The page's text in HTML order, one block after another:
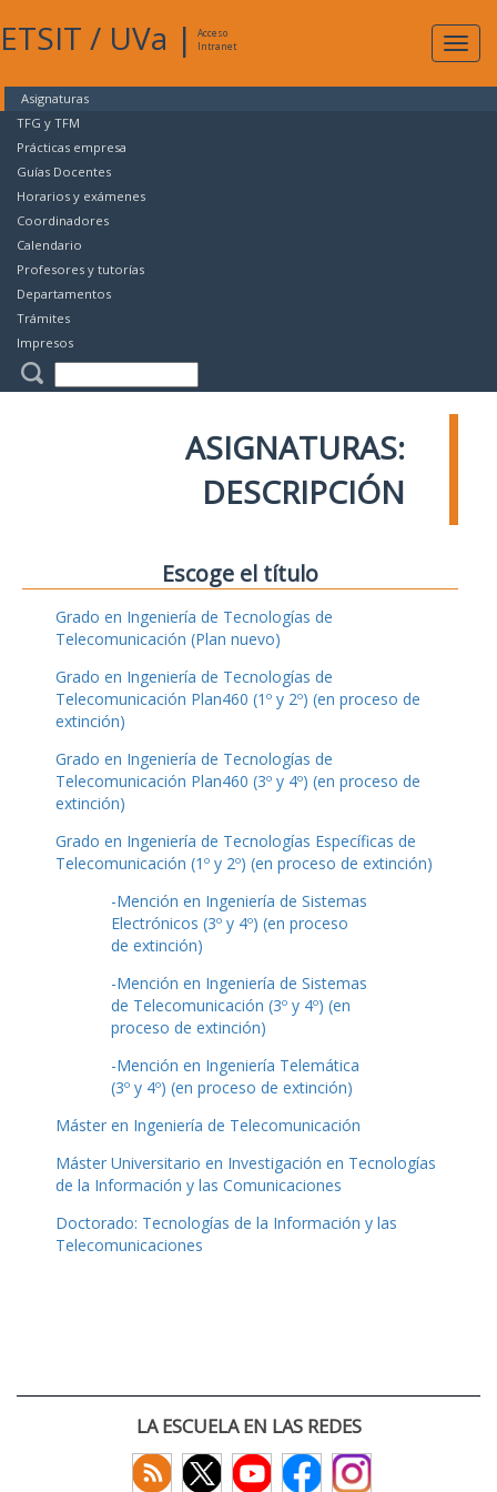
ETSIT / UVa |
Acceso
Intranet
Asignaturas
TFG y TFM
Prácticas empresa
Guías Docentes
Horarios y exámenes
Coordinadores
Calendario
Profesores y tutorías
Departamentos
Trámites
Impresos
ASIGNATURAS:
DESCRIPCIÓN
Escoge el título
Grado en Ingeniería de Tecnologías de
Telecomunicación (Plan nuevo)
Grado en Ingeniería de Tecnologías de
Telecomunicación Plan460 (1º y 2º) (en proceso de
extinción)
Grado en Ingeniería de Tecnologías de
Telecomunicación Plan460 (3º y 4º) (en proceso de
extinción)
Grado en Ingeniería de Tecnologías Específicas de
Telecomunicación (1º y 2º) (en proceso de extinción)
-Mención en Ingeniería de Sistemas
Electrónicos (3º y 4º) (en proceso
de extinción)
-Mención en Ingeniería de Sistemas
de Telecomunicación (3º y 4º) (en
proceso de extinción)
-Mención en Ingeniería Telemática
(3º y 4º) (en proceso de extinción)
Máster en Ingeniería de Telecomunicación
Máster Universitario en Investigación en Tecnologías
de la Información y las Comunicaciones
Doctorado: Tecnologías de la Información y las
Telecomunicaciones
LA ESCUELA EN LAS REDES